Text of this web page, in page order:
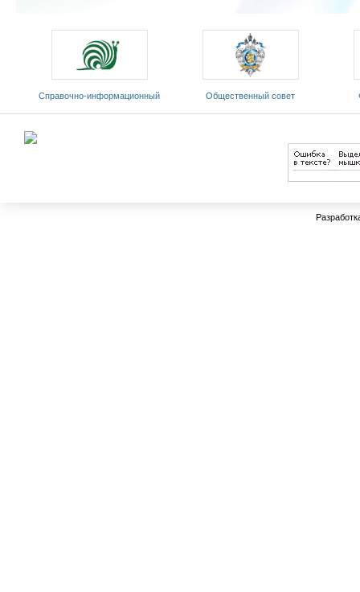
Общественный совет
Министерства образования и
Федеральный портал
«Российское образование»